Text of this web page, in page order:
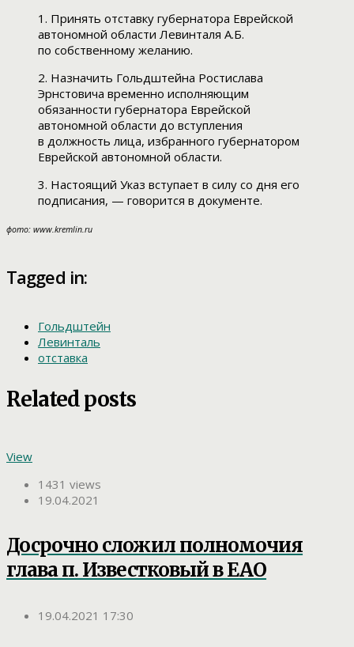
1. Принять отставку губернатора Еврейской
автономной области Левинталя А.Б.
по собственному желанию.
2. Назначить Гольдштейна Ростислава
Эрнстовича временно исполняющим
обязанности губернатора Еврейской
автономной области до вступления
в должность лица, избранного губернатором
Еврейской автономной области.
3. Настоящий Указ вступает в силу со дня его
подписания, — говорится в документе.
фото: www.kremlin.ru
Tagged in:
Гольдштейн
Левинталь
отставка
Related posts
View
1431 views
19.04.2021
Досрочно сложил полномочия
глава п. Известковый в ЕАО
19.04.2021 17:30